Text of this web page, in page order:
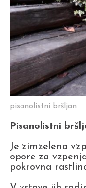
pisanolistni bršljan
Pisanolistni
Je zimzelena
opore za
pokrovna